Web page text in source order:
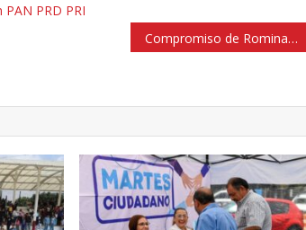
PAN PRD PRI
Compromiso de Romina Contreras de cuidar patrimonio de Huixquilucan